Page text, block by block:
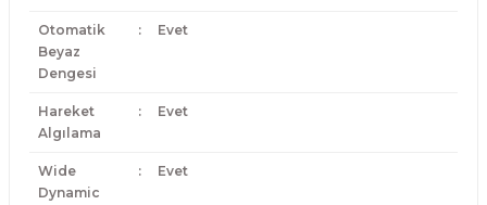
Otomatik
Beyaz
Dengesi
: Evet
Hareket
Algılama
: Evet
Wide
Dynamic
: Evet